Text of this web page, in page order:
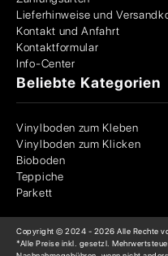
Lieferhinweise und
Kontakt und Anfahrt
Kontaktformular
Info-Center
Beliebte Kategorien
Vinylboden zum Kleben
Vinylboden zum Klicken
Bioboden
Teppiche
Parkett
Copyright © 2024 - 2026 Alle Rechte
*Alle Preise inkl. gesetzl.